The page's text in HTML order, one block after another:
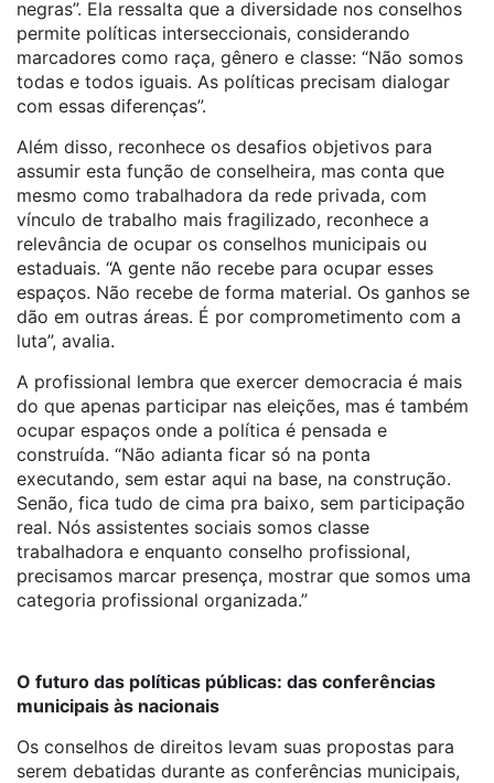
negras”. Ela ressalta que a diversidade nos conselhos
permite políticas interseccionais, considerando
marcadores como raça, gênero e classe: “Não somos
todas e todos iguais. As políticas precisam dialogar
com essas diferenças”.
Além disso, reconhece os desafios objetivos para
assumir esta função de conselheira, mas conta que
mesmo como trabalhadora da rede privada, com
vínculo de trabalho mais fragilizado, reconhece a
relevância de ocupar os conselhos municipais ou
estaduais. “A gente não recebe para ocupar esses
espaços. Não recebe de forma material. Os ganhos se
dão em outras áreas. É por comprometimento com a
luta”, avalia.
A profissional lembra que exercer democracia é mais
do que apenas participar nas eleições, mas é também
ocupar espaços onde a política é pensada e
construída. “Não adianta ficar só na ponta
executando, sem estar aqui na base, na construção.
Senão, fica tudo de cima pra baixo, sem participação
real. Nós assistentes sociais somos classe
trabalhadora e enquanto conselho profissional,
precisamos marcar presença, mostrar que somos uma
categoria profissional organizada.”
O futuro das políticas públicas: das conferências
municipais às nacionais
Os conselhos de direitos levam suas propostas para
serem debatidas durante as conferências municipais,